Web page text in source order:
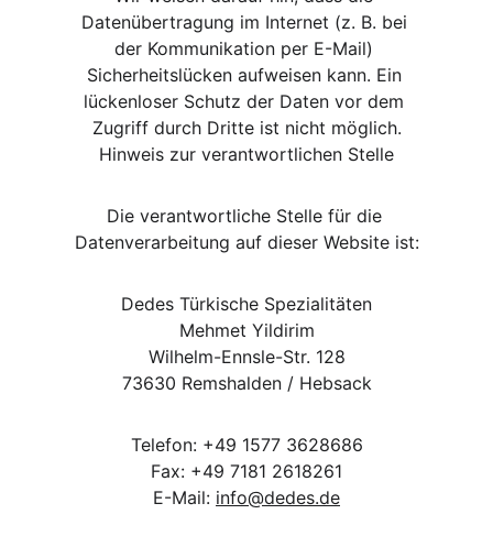
Datenübertragung im Internet (z. B. bei
der Kommunikation per E-Mail)
Sicherheitslücken aufweisen kann. Ein
lückenloser Schutz der Daten vor dem
Zugriff durch Dritte ist nicht möglich.
Hinweis zur verantwortlichen Stelle
Die verantwortliche Stelle für die
Datenverarbeitung auf dieser Website ist:
Dedes Türkische Spezialitäten
Mehmet Yildirim
Wilhelm-Ennsle-Str. 128
73630 Remshalden / Hebsack
Telefon: +49 1577 3628686
Fax: +49 7181 2618261
E-Mail: info@dedes.de